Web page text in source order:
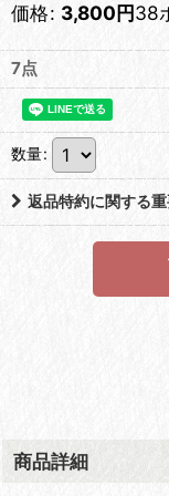
価格: 3,800円38
7点
数量:
返品特約に関する
商品詳細